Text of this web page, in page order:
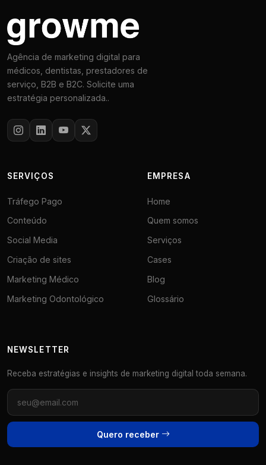
Agência de marketing digital para
médicos, dentistas, prestadores de
serviço, B2B e B2C. Solicite uma
estratégia personalizada..
SERVIÇOS
Tráfego Pago
Conteúdo
Social Media
Criação de sites
Marketing Médico
Marketing Odontológico
EMPRESA
Home
Quem somos
Serviços
Cases
Blog
Glossário
NEWSLETTER
Receba estratégias e insights de marketing digital toda semana.
Quero receber